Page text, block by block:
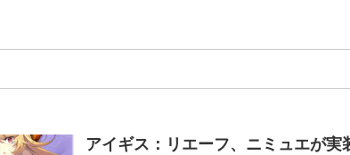
アイギス：リエーフ、ニミュエが実